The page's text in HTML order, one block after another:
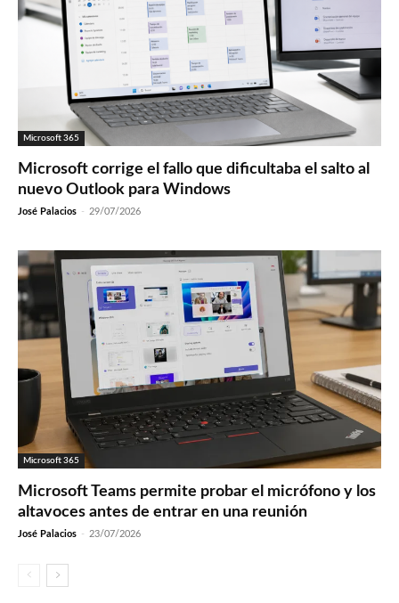
Microsoft 365
Microsoft corrige el fallo que dificultaba el salto al
nuevo Outlook para Windows
José Palacios - 29/07/2026
Microsoft 365
Microsoft Teams permite probar el micrófono y los
altavoces antes de entrar en una reunión
José Palacios - 23/07/2026